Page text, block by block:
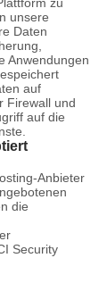
unsere
Daten
Anwendungen
auf
Firewall und
auf die
Anbieter
die
Security